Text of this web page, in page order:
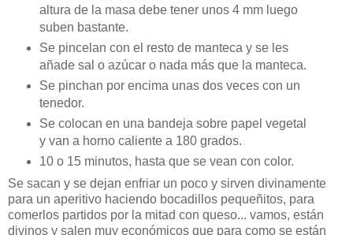
altura de la masa debe tener unos 4 mm luego
suben bastante.
Se pincelan con el resto de manteca y se les
añade sal o azúcar o nada más que la manteca.
Se pinchan por encima unas dos veces con un
tenedor.
Se colocan en una bandeja sobre papel vegetal
y van a horno caliente a 180 grados.
10 o 15 minutos, hasta que se vean con color.
Se sacan y se dejan enfriar un poco y sirven divinamente
para un aperitivo haciendo bocadillos pequeñitos, para
comerlos partidos por la mitad con queso... vamos, están
divinos y salen muy económicos que para como se están